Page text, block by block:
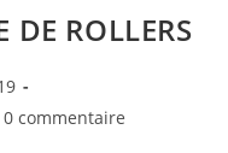
DE ROLLERS
0 commentaire